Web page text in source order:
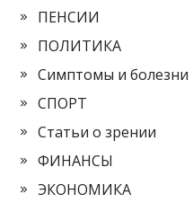
ПЕНСИИ
ПОЛИТИКА
Симптомы и болезни
СПОРТ
Статьи о зрении
ФИНАНСЫ
ЭКОНОМИКА